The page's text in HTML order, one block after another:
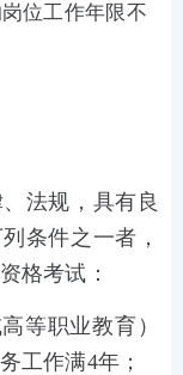
位工作年限不
法规，具有良
条件之一者，
格考试：
等职业教育）
工作满4年；